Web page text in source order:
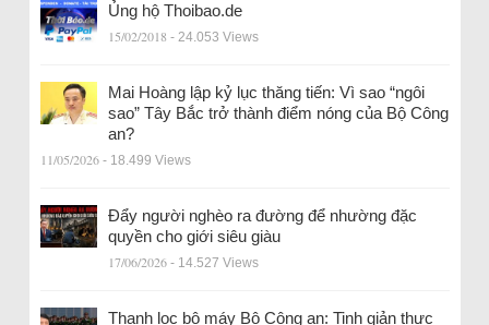
Ủng hộ Thoibao.de
15/02/2018 - 24.053 Views
Mai Hoàng lập kỷ lục thăng tiến: Vì sao “ngôi
sao” Tây Bắc trở thành điểm nóng của Bộ Công
an?
11/05/2026 - 18.499 Views
Đẩy người nghèo ra đường để nhường đặc
quyền cho giới siêu giàu
17/06/2026 - 14.527 Views
Thanh lọc bộ máy Bộ Công an: Tinh giản thực